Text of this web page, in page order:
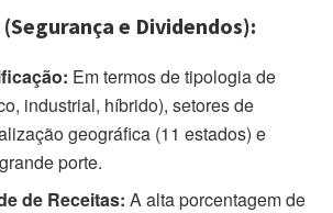
e Dividendos):
Em termos de tipologia de
industrial, híbrido), setores de
geográfica (11 estados) e
porte.
de Receitas: A alta porcentagem de